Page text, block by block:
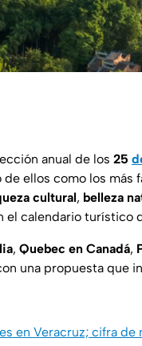
anual de los 25
ellos como los más
cultural, belleza
el calendario turístico
, Quebec en Canadá,
una propuesta que
en Veracruz; cifra de